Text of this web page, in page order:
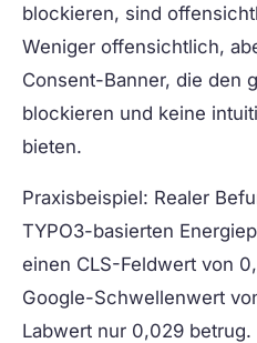
blockieren, sind
Weniger offensichtlich,
Consent-Banner, die den
blockieren und keine
bieten.
Praxisbeispiel: Realer
TYPO3-basierten
einen CLS-Feldwert von
Google-Schwellenwert
Labwert nur 0,029 betrug.